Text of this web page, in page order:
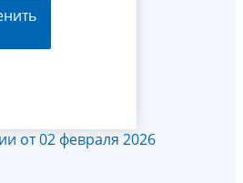
от 02 февраля 2026